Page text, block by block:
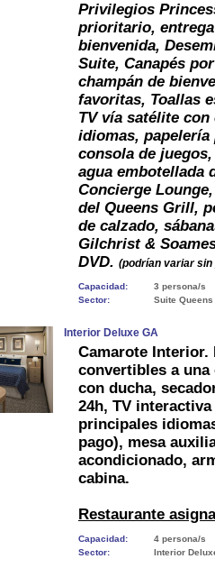
Privilegios
prioritario,
bienvenida,
Suite, Canapés
champán de
favoritas, Toallas
TV vía satélite
idiomas, papelería
consola de
agua embotellada
Concierge
del Queens Grill,
de calzado,
Gilchrist &
DVD. (podrían variar
Capacidad:
3 persona/s
Sector:
Suite Queens
Interior Deluxe GA
Camarote Interior.
convertibles a
con ducha,
24h, TV
principales
pago), mesa
acondicionado,
cabina.
Restaurante
Capacidad:
4 persona/s
Sector:
Interior